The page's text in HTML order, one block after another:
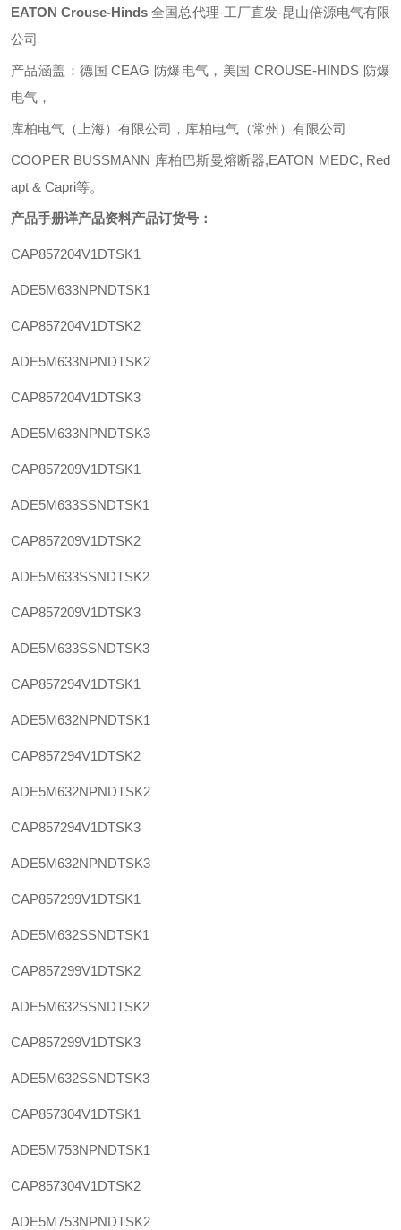
EATON Crouse-Hinds全国总代理-工厂直发-昆山倍源电气有限
公司
产品涵盖：德国 CEAG 防爆电气，美国 CROUSE-HINDS 防爆
电气，
库柏电气（上海）有限公司，库柏电气（常州）有限公司
COOPER BUSSMANN 库柏巴斯曼熔断器,EATON MEDC, Red
apt & Capri等。
产品手册详产品资料产品订货号：
CAP857204V1DTSK1
ADE5M633NPNDTSK1
CAP857204V1DTSK2
ADE5M633NPNDTSK2
CAP857204V1DTSK3
ADE5M633NPNDTSK3
CAP857209V1DTSK1
ADE5M633SSNDTSK1
CAP857209V1DTSK2
ADE5M633SSNDTSK2
CAP857209V1DTSK3
ADE5M633SSNDTSK3
CAP857294V1DTSK1
ADE5M632NPNDTSK1
CAP857294V1DTSK2
ADE5M632NPNDTSK2
CAP857294V1DTSK3
ADE5M632NPNDTSK3
CAP857299V1DTSK1
ADE5M632SSNDTSK1
CAP857299V1DTSK2
ADE5M632SSNDTSK2
CAP857299V1DTSK3
ADE5M632SSNDTSK3
CAP857304V1DTSK1
ADE5M753NPNDTSK1
CAP857304V1DTSK2
ADE5M753NPNDTSK2